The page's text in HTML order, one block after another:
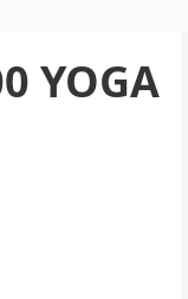
YOGA